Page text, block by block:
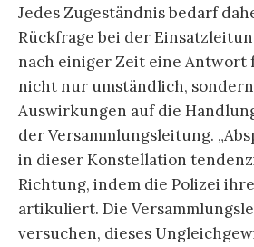
Jedes Zugeständnis bedarf
Rückfrage bei der
nach einiger Zeit eine Antwort
nicht nur umständlich,
Auswirkungen auf die
der Versammlungsleitung.
in dieser Konstellation
Richtung, indem die Polizei
artikuliert. Die
versuchen, dieses